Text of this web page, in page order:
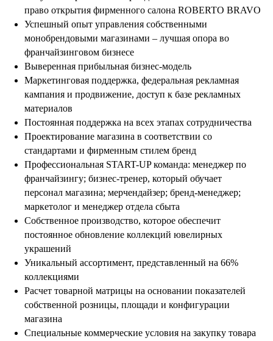
право открытия фирменного салона ROBERTO BRAVO
Успешный опыт управления собственными
монобрендовыми магазинами – лучшая опора во
франчайзинговом бизнесе
Выверенная прибыльная бизнес-модель
Маркетинговая поддержка, федеральная рекламная
кампания и продвижение, доступ к базе рекламных
материалов
Постоянная поддержка на всех этапах сотрудничества
Проектирование магазина в соответствии со
стандартами и фирменным стилем бренд
Профессиональная START-UP команда: менеджер по
франчайзингу; бизнес-тренер, который обучает
персонал магазина; мерчендайзер; бренд-менеджер;
маркетолог и менеджер отдела сбыта
Собственное производство, которое обеспечит
постоянное обновление коллекций ювелирных
украшений
Уникальный ассортимент, представленный на 66%
коллекциями
Расчет товарной матрицы на основании показателей
собственной розницы, площади и конфигурации
магазина
Специальные коммерческие условия на закупку товара